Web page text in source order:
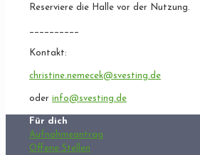
Reserviere die Halle vor der Nutzung.
__________
Kontakt:
christine.nemecek@svesting.de
oder info@svesting.de
Für dich
Aufnahmeantrag
Offene Stellen